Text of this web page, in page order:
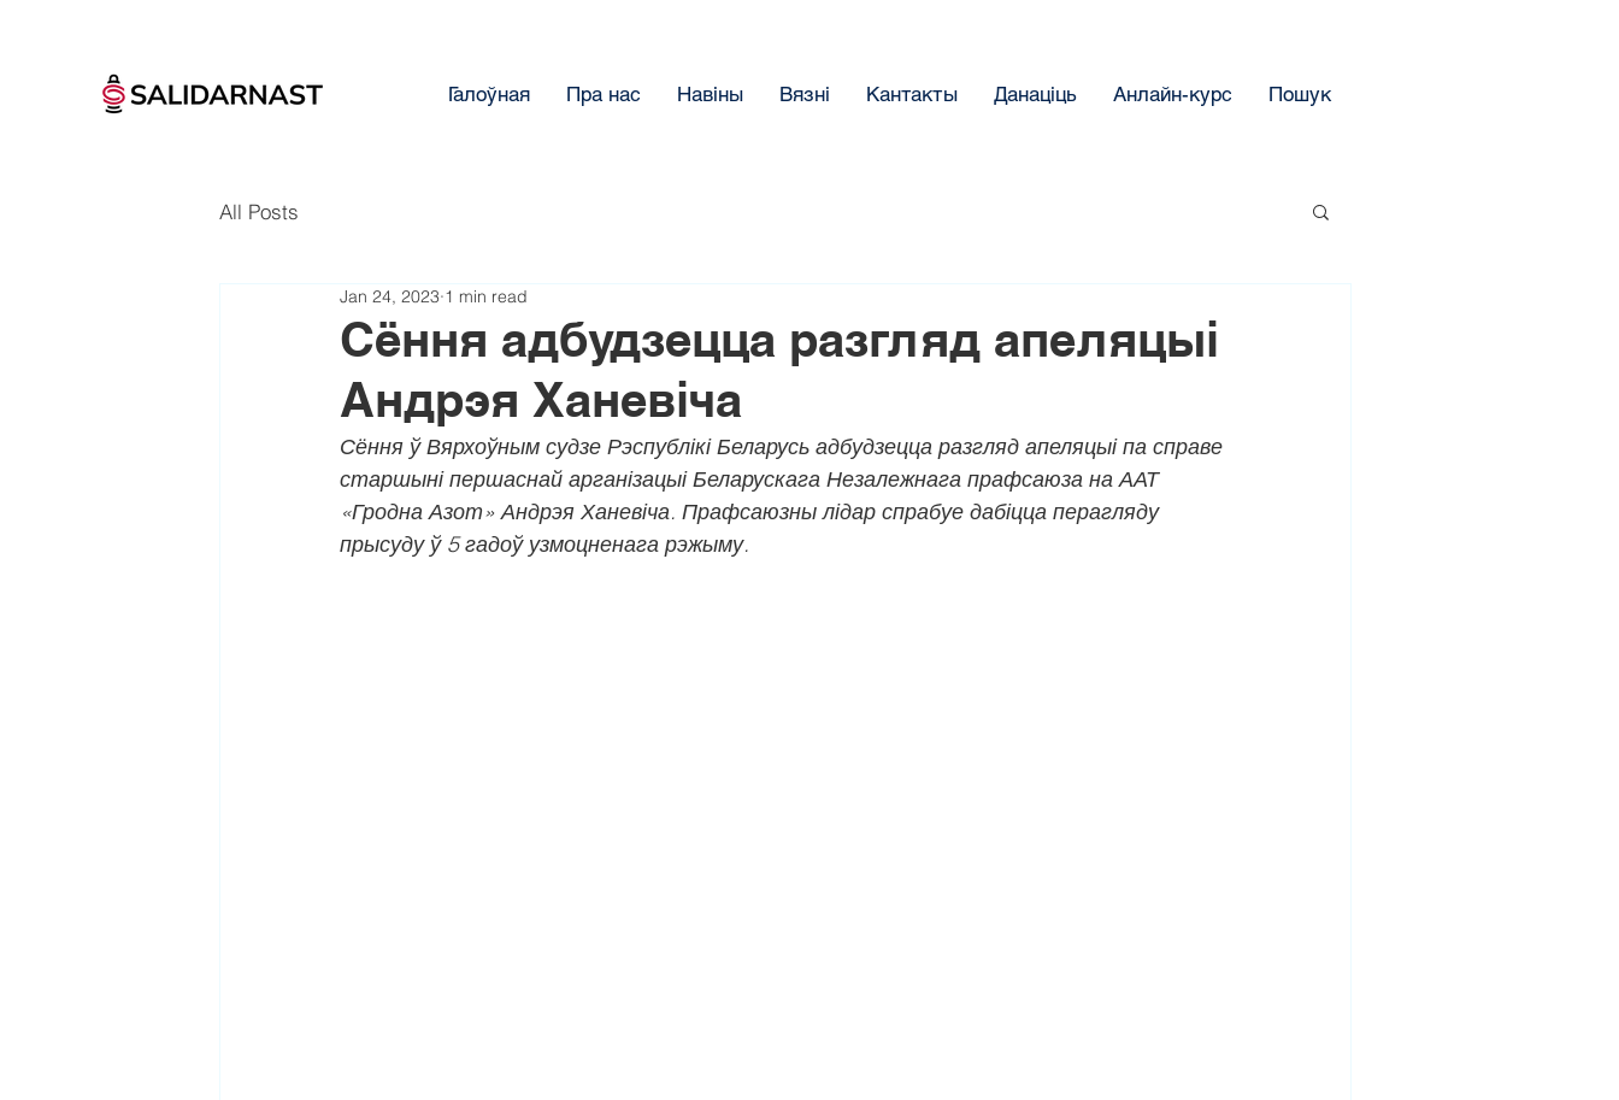
Галоўная Пра нас Навіны Вязнi Кантакты Данацiць Анлайн-курс Пошук
All Posts
Сёння адбудзецца разгляд апеляцыі
Андрэя Ханевіча
Jan 24, 2023 1 min read
Сёння ў Вярхоўным судзе Рэспублікі Беларусь адбудзецца разгляд апеляцыі па справе
старшыні першаснай арганізацыі Беларускага Незалежнага прафсаюза на ААТ
«Гродна Азот» Андрэя Ханевіча. Прафсаюзны лідар спрабуе дабіцца перагляду
прысуду ў 5 гадоў узмоцненага рэжыму.